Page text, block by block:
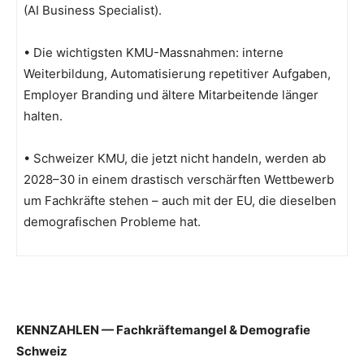
(AI Business Specialist).
• Die wichtigsten KMU-Massnahmen: interne
Weiterbildung, Automatisierung repetitiver Aufgaben,
Employer Branding und ältere Mitarbeitende länger
halten.
• Schweizer KMU, die jetzt nicht handeln, werden ab
2028–30 in einem drastisch verschärften Wettbewerb
um Fachkräfte stehen – auch mit der EU, die dieselben
demografischen Probleme hat.
KENNZAHLEN — Fachkräftemangel & Demografie
Schweiz